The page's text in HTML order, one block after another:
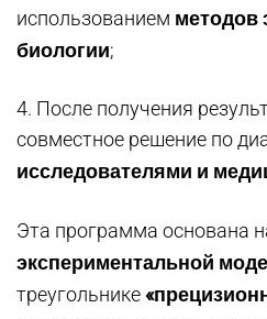
использованием методов
биологии;
4. После получения
совместное решение по
исследователями и
Эта программа основана
экспериментальной
треугольнике